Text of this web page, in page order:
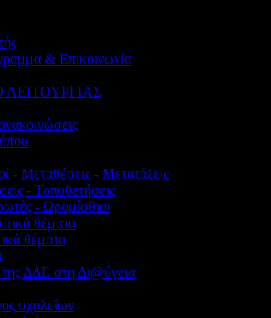
& Επικοινωνία
ΛΕΙΤΟΥΡΓΙΑΣ
- Μεταθέσεις - Μετατάξεις
- Τοποθετήσεις
- Ωρομίσθιοι
θέματα
θέματα
ΔΔΕ στη Δι@ύγεια
σχολείων